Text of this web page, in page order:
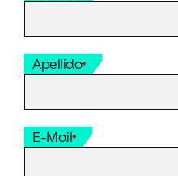
Apellido*
E-Mail*